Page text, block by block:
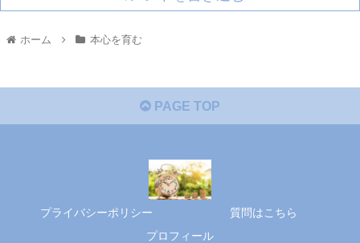
ホーム 本心を育む
PAGE TOP
プライバシーポリシー
質問はこちら
プロフィール